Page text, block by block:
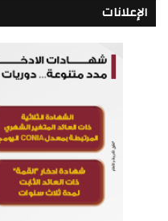
الإعلانات